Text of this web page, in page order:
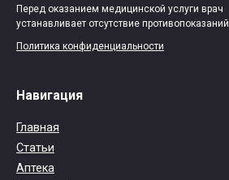
Перед оказанием медицинской услуги врач
устанавливает отсутствие противопоказаний.
Политика конфиденциальности
Навигация
Главная
Статьи
Аптека